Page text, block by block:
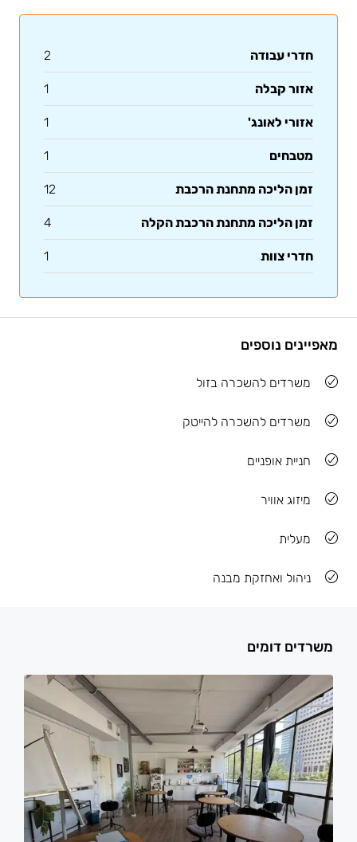
חדרי עבודה 2
אזור קבלה 1
אזורי לאונג' 1
מטבחים 1
זמן הליכה מתחנת הרכבת 12
זמן הליכה מתחנת הרכבת הקלה 4
חדרי צוות 1
מאפיינים נוספים
משרדים להשכרה בזול
משרדים להשכרה להייטק
חניית אופניים
מיזוג אוויר
מעלית
ניהול ואחזקת מבנה
משרדים דומים